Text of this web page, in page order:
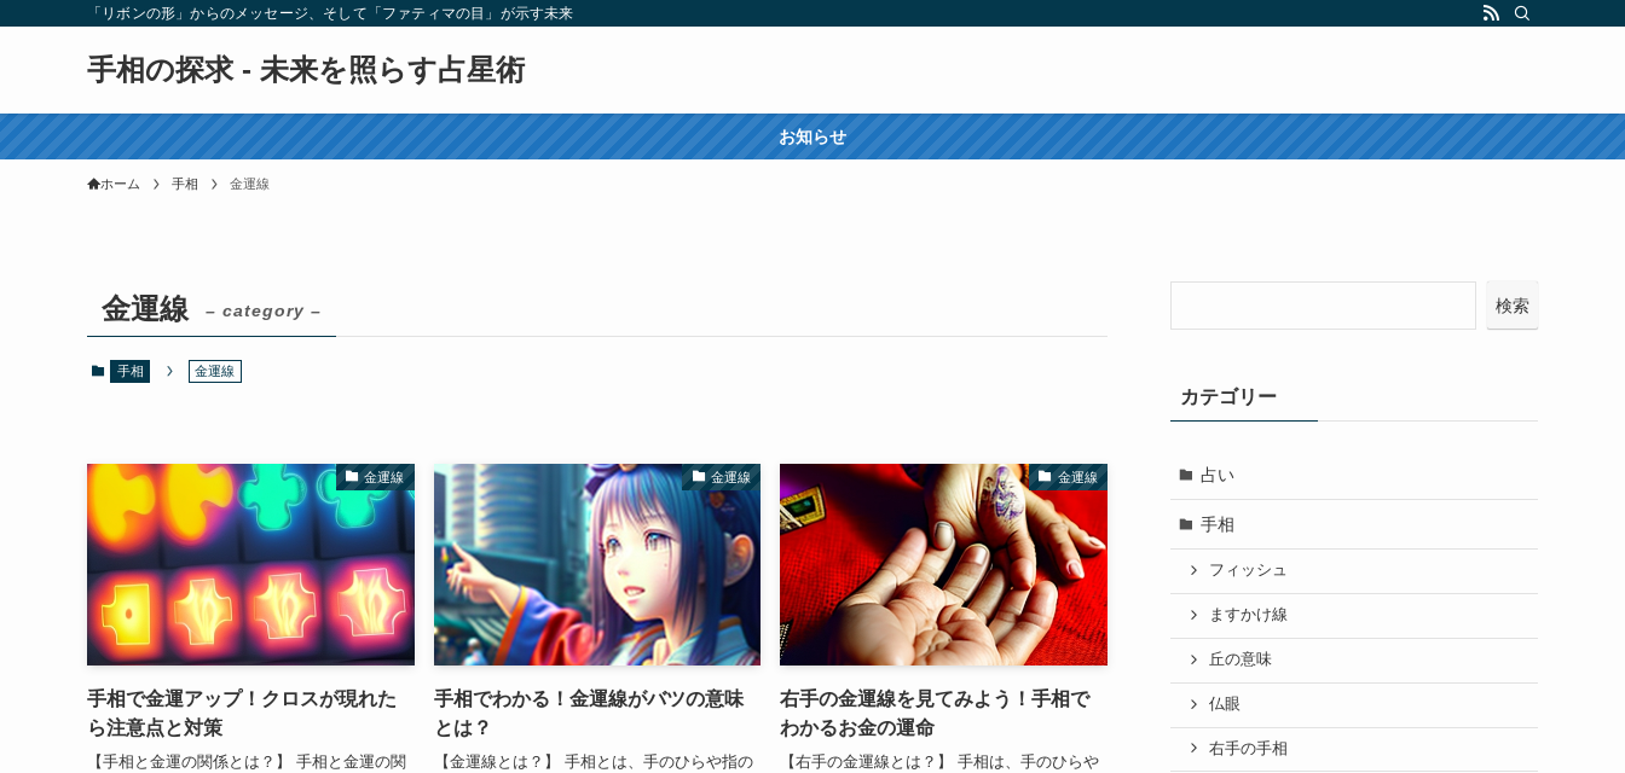
「リボンの形」からのメッセージ、そして「ファティマの目」が示す未来
手相の探求 - 未来を照らす占星術
お知らせ
ホーム 手相 金運線
金運線 – category –
手相 金運線
金運線
手相で金運アップ！クロスが現れた
ら注意点と対策
【手相と金運の関係とは？】 手相と金運の関
金運線
手相でわかる！金運線がバツの意味
とは？
【金運線とは？】 手相とは、手のひらや指の
金運線
右手の金運線を見てみよう！手相で
わかるお金の運命
【右手の金運線とは？】 手相は、手のひらや
検索
カテゴリー
占い
手相
フィッシュ
ますかけ線
丘の意味
仏眼
右手の手相